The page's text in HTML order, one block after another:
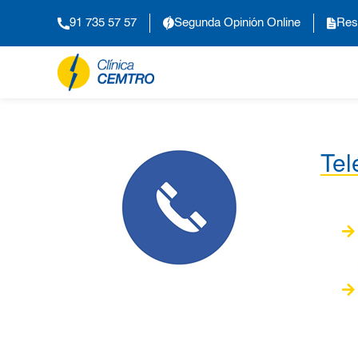
91 735 57 57 Segunda Opinión Online